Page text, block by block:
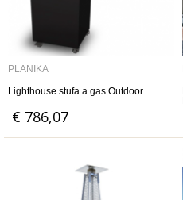
PLANIKA
Lighthouse stufa a gas Outdoor
€ 786,07